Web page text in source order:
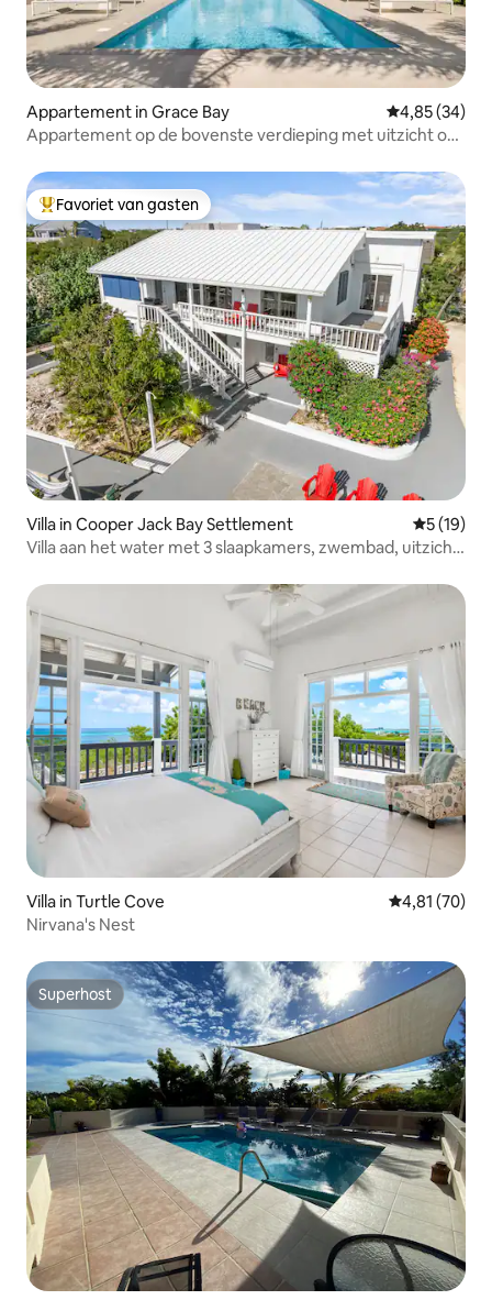
Appartement in Grace Bay Gemiddelde
4,85 (34)
Appartement op de bovenste verdieping met uitzicht op
Topfavoriet van gasten
Favoriet van gasten
Villa in Cooper Jack Bay Settlement
5 (19)
Villa aan het water met 3 slaapkamers, zwembad, uitzicht
Villa in Turtle Cove Gemiddelde
4,81 (70)
Nirvana's Nest
Superhost
Superhost